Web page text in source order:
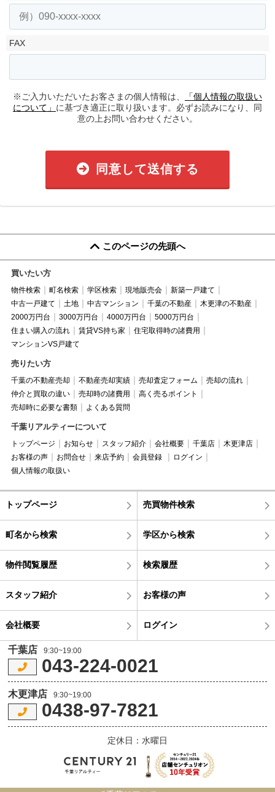
FAX
※ご入力いただいたお客さまの個人情報は、
「個人情報の取扱い
について」 に基づき適正に取り扱います。必ずお読みになり、同
意の上お問い合わせください。
同意して送信する
このページの先頭へ
買いたい方
物件検索 町名検索 学区検索 現地販売会
新築一戸建て
中古一戸建て
土地 中古マンション 千葉の不動産
木更津の不動産
2000万円台
3000万円台 4000万円台
5000万円台
住まい購入の流れ
賃貸VS持ち家
住宅取得時の諸費用
マンションVS戸建て
売りたい方
千葉の不動産売却 不動産売却実績 売却査定フォーム
売却の流れ
仲介と買取の違い
売却時の諸費用
高く売るポイント
売却時に必要な書類
よくある質問
千葉リアルティーについて
トップページ お知らせ スタッフ紹介 会社概要 千葉店
木更津店
お客様の声
お問合せ 来店予約 会員登録
ログイン
個人情報の取扱い
トップページ 売買物件検索
町名から検索 学区から検索
物件閲覧履歴 検索履歴
スタッフ紹介 お客様の声
会社概要 ログイン
千葉店 9:30~19:00
043-224-0021
木更津店 9:30~19:00
0438-97-7821
定休日：水曜日